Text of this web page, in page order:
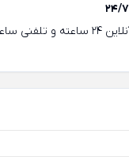
پشتیبانی آنلاین 24 ساعته و